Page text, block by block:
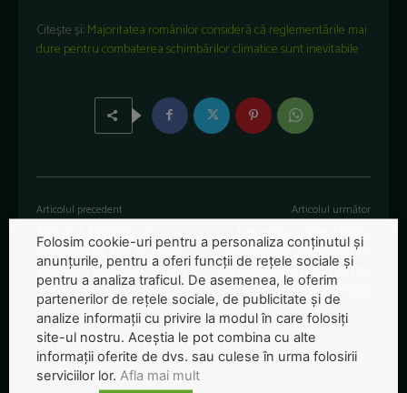
Citește și:Majoritatea românilor consideră că reglementările mai
dure pentru combaterea schimbărilor climatice sunt inevitabile
Articolul precedent
Ministrul Mediului: „În
momentul de față nu putem
vorbi de o taxă auto. Vedem
în 2023”
Articolul următor
Frecvența și intensitatea
fenomenelor meteorologice
periculoase, din ce în ce mai
mare în România
Folosim cookie-uri pentru a personaliza conținutul și
anunțurile, pentru a oferi funcții de rețele sociale și
pentru a analiza traficul. De asemenea, le oferim
partenerilor de rețele sociale, de publicitate și de
analize informații cu privire la modul în care folosiți
site-ul nostru. Aceștia le pot combina cu alte
informații oferite de dvs. sau culese în urma folosirii
serviciilor lor. Afla mai mult